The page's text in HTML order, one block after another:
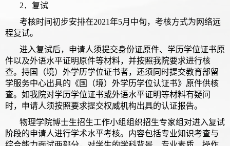
2． 复试
考核时间初步安排在2021年5月中旬，考核方式为网络远
程复试。
进入复试后，申请人须提交身份证原件、学历学位证书原
件以及外语水平证明原件等材料，并按照我院要求进行核
查。持国（境）外学历学位证书者，还须同时提交教育部留
学服务中心出具的《国（境）外学历学位认证书》原件供核
查。如我院对学历学位证书或外语水平证明等材料有疑问
时，申请人须按照要求提交权威机构出具的认证报告。
物理学院博士生招生工作小组组织招生专家组对进入复试
阶段的申请人进行学术水平考核。内容包括专业知识考查与